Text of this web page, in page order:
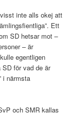
inte alls okej att
Ett
SD hetsar mot –
– är
egentligen
för vad de är
i närmsta
och SMR kallas